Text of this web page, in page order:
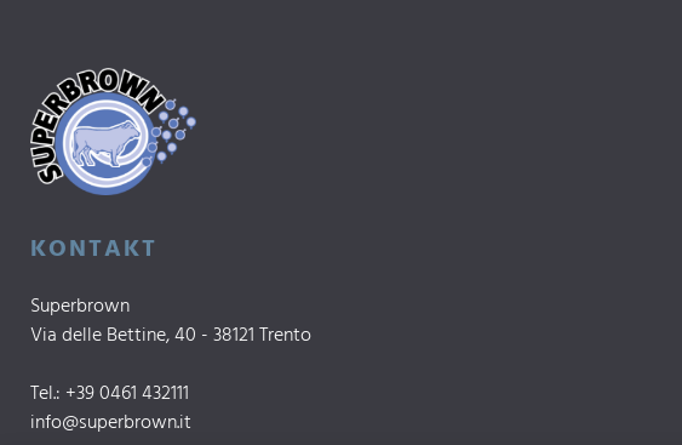
KONTAKT
Superbrown
Via delle Bettine, 40 - 38121 Trento
Tel.: +39 0461 432111
info@superbrown.it